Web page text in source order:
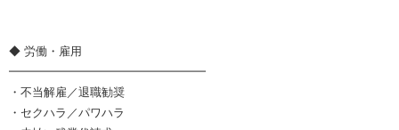
◆ 労働・雇用
━━━━━━━━━━━━━━━━━
・不当解雇／退職勧奨
・セクハラ／パワハラ